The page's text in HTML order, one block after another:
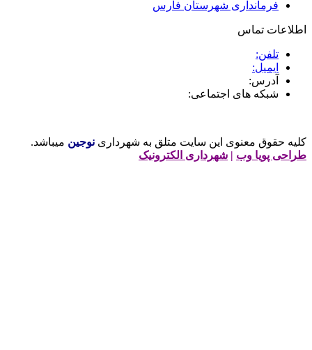
فرمانداری شهرستان فارس
تماس
تلفن:
ایمیل:
آدرس:
شبکه های اجتماعی:
حقوق معنوی این سایت متلق به شهردارینوجینمیباشد.
پویا وب| شهرداری الکترونیک